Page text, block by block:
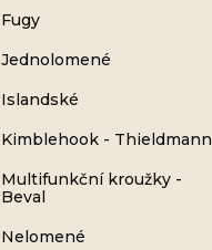
Fugy
Jednolomené
Islandské
Kimblehook - Thieldmann
Multifunkční kroužky -
Beval
Nelomené